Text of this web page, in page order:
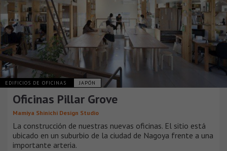
EDIFICIOS DE OFICINAS JAPÓN
Oficinas Pillar Grove
Mamiya Shinichi Design Studio
La construcción de nuestras nuevas oficinas. El sitio está
ubicado en un suburbio de la ciudad de Nagoya frente a una
importante arteria.